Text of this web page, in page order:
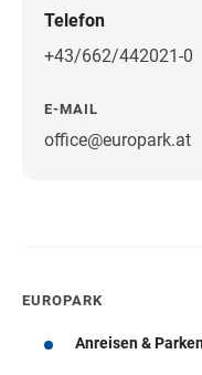
Telefon
+43/662/442021-0
E-MAIL
office@europark.at
EUROPARK
Anreisen &